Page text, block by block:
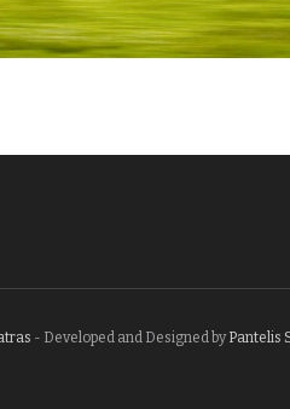
- Developed and Designed byPantelis